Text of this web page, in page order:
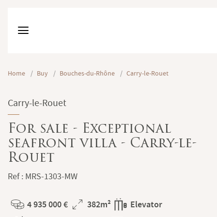
Home / Buy / Bouches-du-Rhône / Carry-le-Rouet
Carry-le-Rouet
For sale - Exceptional
seafront villa - Carry-le-
Rouet
Ref : MRS-1303-MW
Price
4 935 000 €
Total
382m²
Elevator